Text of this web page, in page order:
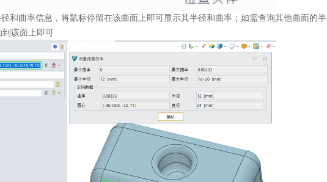
和曲率信息，将鼠标停留在该曲面上即可显示其半径和曲率；如需查询其他曲面的半
该面上即可